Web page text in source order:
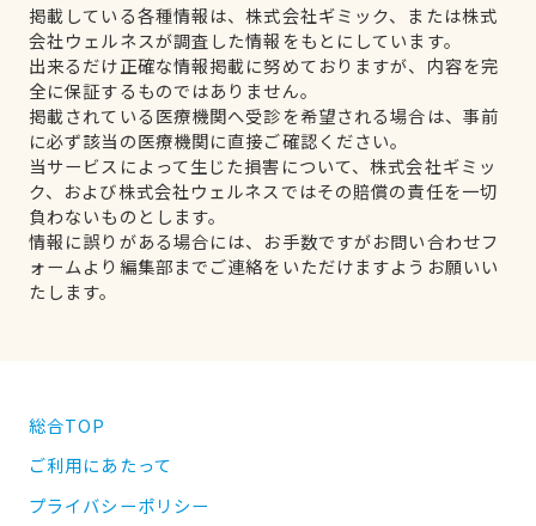
掲載している各種情報は、株式会社ギミック、または株式
会社ウェルネスが調査した情報をもとにしています。
出来るだけ正確な情報掲載に努めておりますが、内容を完
全に保証するものではありません。
掲載されている医療機関へ受診を希望される場合は、事前
に必ず該当の医療機関に直接ご確認ください。
当サービスによって生じた損害について、株式会社ギミッ
ク、および株式会社ウェルネスではその賠償の責任を一切
負わないものとします。
情報に誤りがある場合には、お手数ですがお問い合わせフ
ォームより編集部までご連絡をいただけますようお願いい
たします。
総合TOP
ご利用にあたって
プライバシーポリシー